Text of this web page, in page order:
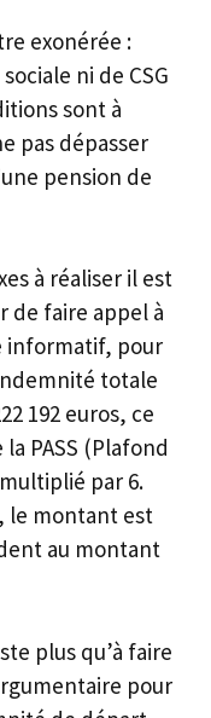
exonérée :
ni de CSG
sont à
pas dépasser
pension de
à réaliser il est
faire appel à
informatif, pour
totale
192 euros, ce
PASS (Plafond
par 6.
le montant est
au montant
plus qu’à faire
pour